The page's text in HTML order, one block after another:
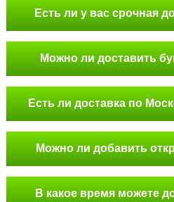
Есть ли у вас срочная
Можно ли доставить
Есть ли доставка по
Можно ли добавить
В какое время можете